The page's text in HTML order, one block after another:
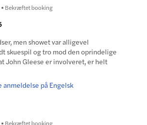
Bekræftet booking
men showet var alligevel
skuespil og tro mod den oprindelige
John Gleese er involveret, er helt
på Engelsk
Bekræftet booking